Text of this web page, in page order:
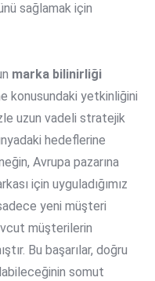
sağlamak için
marka bilinirliği
konusundaki yetkinliğini
uzun vadeli stratejik
hedeflerine
Avrupa pazarına
için uyguladığımız
yeni müşteri
müşterilerin
Bu başarılar, doğru
somut